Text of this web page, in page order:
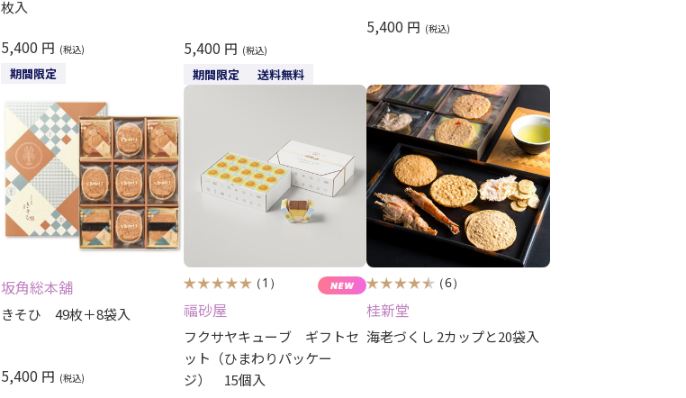
枚入
5,400 円
期間限定
5,400 円
期間限定 送料無料
5,400 円
坂角総本舖
きそひ 49枚＋8袋入
5,400 円
（1）
福砂屋
フクサヤキューブ ギフトセ
ット（ひまわりパッケー
ジ） 15個入
（6）
桂新堂
海老づくし 2カップと20袋入